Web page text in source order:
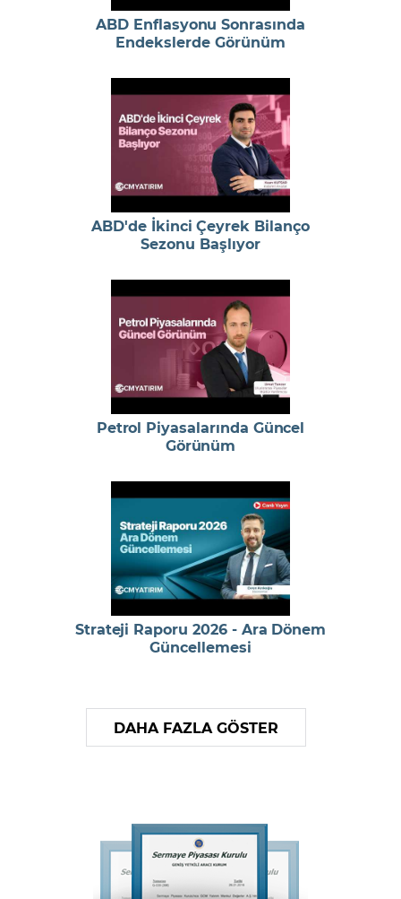
ABD Enflasyonu Sonrasında
Endekslerde Görünüm
ABD'de İkinci Çeyrek Bilanço
Sezonu Başlıyor
Petrol Piyasalarında Güncel
Görünüm
Strateji Raporu 2026 - Ara Dönem
Güncellemesi
DAHA FAZLA GÖSTER